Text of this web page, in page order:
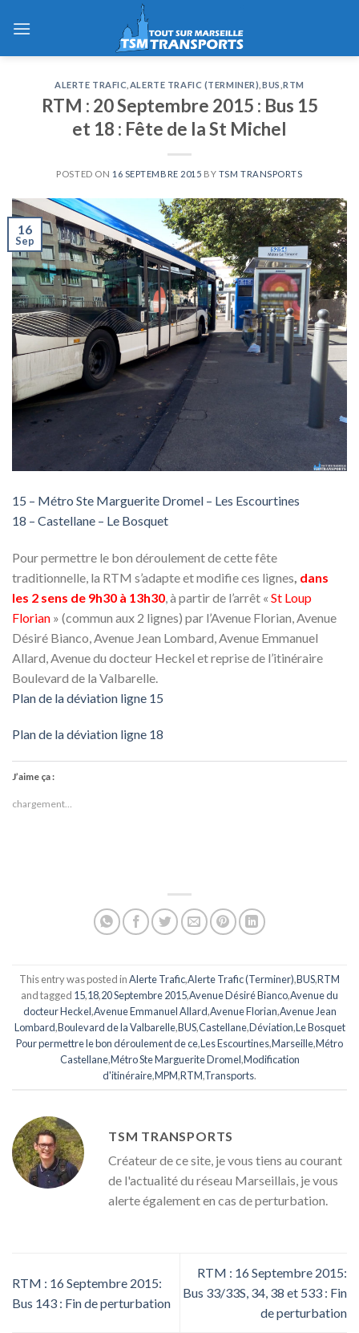
ALERTE TRAFIC ALERTE TRAFIC (TERMINER) BUS ,RTM
RTM : 20 Septembre 2015 : Bus 15
et 18 : Fête de la St Michel
POSTED ON 16 SEPTEMBRE 2015 BY TSM TRANSPORTS
16
Sep
15 – Métro Ste Marguerite Dromel – Les Escourtines
18 – Castellane – Le Bosquet
Pour permettre le bon déroulement de cette fête
traditionnelle, la RTM s’adapte et modifie ces lignes dans
les 2 sens de 9h30 à 13h30 , à partir de l’arrêt « St Loup
Florian » (commun aux 2 lignes) par l’Avenue Florian, Avenue
Désiré Bianco, Avenue Jean Lombard, Avenue Emmanuel
Allard, Avenue du docteur Heckel et reprise de l’itinéraire
Boulevard de la Valbarelle.
Plan de la déviation ligne 15
Plan de la déviation ligne 18
J’aime ça :
chargement…
This entry was posted inAlerte Trafic,Alerte Trafic (Terminer),BUS,RTM
and tagged 15,18,20 Septembre 2015,Avenue Désiré Bianco,Avenue du
docteur Heckel,Avenue Emmanuel Allard,Avenue Florian,Avenue Jean
Lombard,Boulevard de la Valbarelle,BUS,Castellane,Déviation,Le Bosquet
Pour permettre le bon déroulement de ce,Les Escourtines,Marseille,Métro
Castellane,Métro Ste Marguerite Dromel,Modification
d'itinéraire,MPM,RTM,Transports.
TSM TRANSPORTS
Créateur de ce site, je vous tiens au courant
de l'actualité du réseau Marseillais, je vous
alerte également en cas de perturbation.
RTM : 16 Septembre 2015:
Bus 143 : Fin de perturbation
RTM : 16 Septembre 2015:
Bus 33/33S, 34, 38 et 533 : Fin
de perturbation